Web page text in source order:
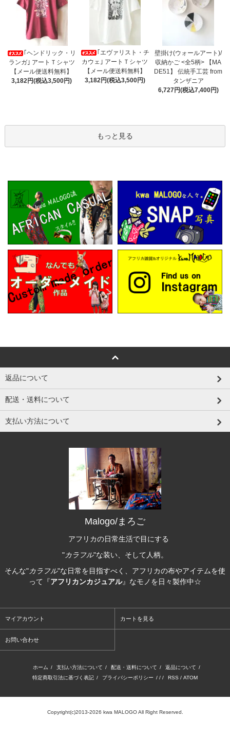
｢ヘンドリック・リ
ランガ｣ アートＴシャツ
【メール便送料無料】
3,182円(税込3,500円)
｢エヴァリスト・チ
カウェ｣ アートＴシャツ
【メール便送料無料】
3,182円(税込3,500円)
壁掛け(ウォールアート)/
収納かご <全5柄> 【MA
DE51】 伝統手工芸 from
タンザニア
6,727円(税込7,400円)
もっと見る
返品について
配送・送料について
支払い方法について
Malogo/まろご
アフリカの日常生活で目にする
"カラフル"な装い、そして人柄。
そんな"カラフル"な日常を目指すべく、アフリカの布やアイテムを使
って『アフリカンカジュアル』なモノを日々製作中☆
マイアカウント カートを見る
お問い合わせ
ホーム / 支払い方法について / 配送・送料について / 返品について /
特定商取引法に基づく表記 / プライバシーポリシー / / / RSS / ATOM
Copyright(c)2013-2026 kwa MALOGO All Right Reserved.